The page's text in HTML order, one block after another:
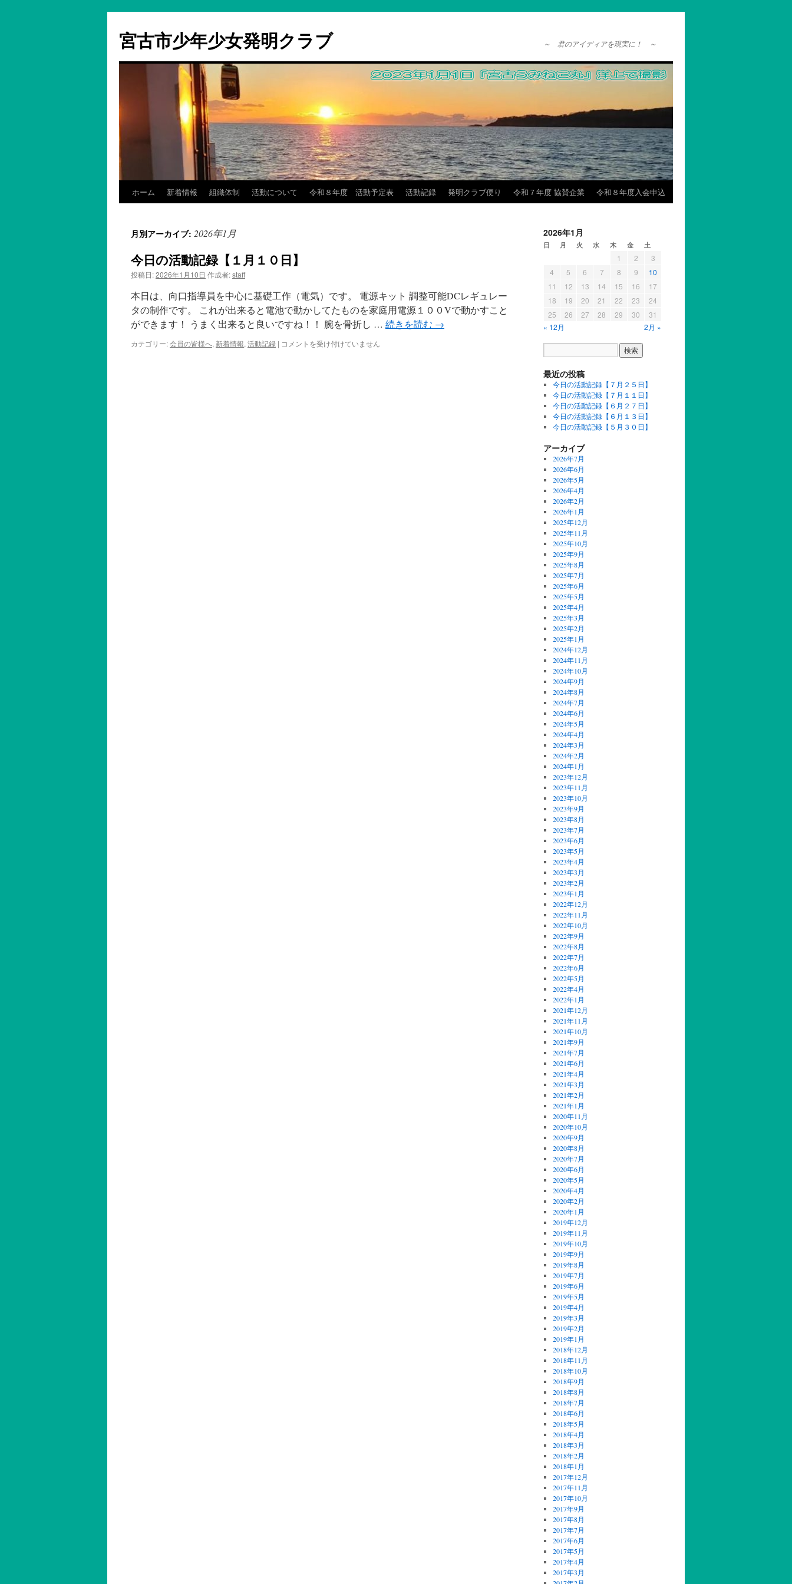
テ
ン
宮古市少年少女発明クラブ ～ 君のアイディアを現実に！ ～
ホーム 新着情報 組織体制 活動について 令和８年度 活動予定表 活動記録 発明クラブ便り 令和７年度 協賛企業 令和８年度入会申込
月別アーカイブ: 2026年1月
今日の活動記録【１月１０日】
投稿日:2026年1月10日 作成者:staff
本日は、向口指導員を中心に基礎工作（電気）です。 電源キット 調整可能DCレギュレー
タの制作です。 これが出来ると電池で動かしてたものを家庭用電源１００Vで動かすこと
ができます！ うまく出来ると良いですね！！ 腕を骨折し … 続きを読む →
カテゴリー:会員の皆様へ, 新着情報, 活動記録 | 今
コメントを受け付けていません
2026年1月
日 月 火 水 木 金 土
1 2
3
4
5 6 7 8 9
10
11
12 13 14 15 16
17
18
19 20 21 22 23
24
25
26 27 28 29 30
31
« 12月
2月 »
最近の投稿
今日の活動記録【７月２５日】
今日の活動記録【７月１１日】
今日の活動記録【６月２７日】
今日の活動記録【６月１３日】
今日の活動記録【５月３０日】
アーカイブ
2026年7月
2026年6月
2026年5月
2026年4月
2026年2月
2026年1月
2025年12月
2025年11月
2025年10月
2025年9月
2025年8月
2025年7月
2025年6月
2025年5月
2025年4月
2025年3月
2025年2月
2025年1月
2024年12月
2024年11月
2024年10月
2024年9月
2024年8月
2024年7月
2024年6月
2024年5月
2024年4月
2024年3月
2024年2月
2024年1月
2023年12月
2023年11月
2023年10月
2023年9月
2023年8月
2023年7月
2023年6月
2023年5月
2023年4月
2023年3月
2023年2月
2023年1月
2022年12月
2022年11月
2022年10月
2022年9月
2022年8月
2022年7月
2022年6月
2022年5月
2022年4月
2022年1月
2021年12月
2021年11月
2021年10月
2021年9月
2021年7月
2021年6月
2021年4月
2021年3月
2021年2月
2021年1月
2020年11月
2020年10月
2020年9月
2020年8月
2020年7月
2020年6月
2020年5月
2020年4月
2020年2月
2020年1月
2019年12月
2019年11月
2019年10月
2019年9月
2019年8月
2019年7月
2019年6月
2019年5月
2019年4月
2019年3月
2019年2月
2019年1月
2018年12月
2018年11月
2018年10月
2018年9月
2018年8月
2018年7月
2018年6月
2018年5月
2018年4月
2018年3月
2018年2月
2018年1月
2017年12月
2017年11月
2017年10月
2017年9月
2017年8月
2017年7月
2017年6月
2017年5月
2017年4月
2017年3月